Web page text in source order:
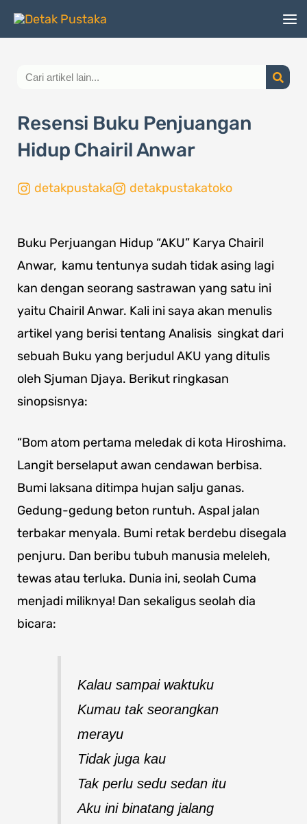
Lewati
Search
Resensi Buku Penjuangan
Hidup Chairil Anwar
detakpustaka detakpustakatoko
Buku Perjuangan Hidup “AKU” Karya Chairil
Anwar, kamu tentunya sudah tidak asing lagi
kan dengan seorang sastrawan yang satu ini
yaitu Chairil Anwar. Kali ini saya akan menulis
artikel yang berisi tentang Analisis singkat dari
sebuah Buku yang berjudul AKU yang ditulis
oleh Sjuman Djaya. Berikut ringkasan
sinopsisnya:
“Bom atom pertama meledak di kota Hiroshima.
Langit berselaput awan cendawan berbisa.
Bumi laksana ditimpa hujan salju ganas.
Gedung-gedung beton runtuh. Aspal jalan
terbakar menyala. Bumi retak berdebu disegala
penjuru. Dan beribu tubuh manusia meleleh,
tewas atau terluka. Dunia ini, seolah Cuma
menjadi miliknya! Dan sekaligus seolah dia
bicara:
Kalau sampai waktuku
Kumau tak seorangkan
merayu
Tidak juga kau
Tak perlu sedu sedan itu
Aku ini binatang jalang